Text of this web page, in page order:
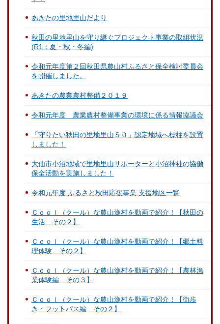
あきたの里地里山だより
秋田の里地里山を守り継ぐプロジェクト事業の取組状況
(R1：夏・秋・冬編)
令和元年度第２回秋田県農山村ふるさと保全検討委員会
を開催しました。
あきたの農業農村整備２０１９
令和元年度 農業農村整備事業の環境に係る情報協議会
「守りたい秋田の里地里山５０」認定地域へ標柱を設置
しました！
大仙市小沼地域で里地里山サポーターと小沼神社の協働
保全活動を実施しました！
令和元年度 ふるさと秋田応援事業 支援地区一覧
Ｃｏｏｌ（クール）な農山漁村を動画で紹介！【秋田の
生活 その２】
Ｃｏｏｌ（クール）な農山漁村を動画で紹介！【郷土料
理体験 その２】
Ｃｏｏｌ（クール）な農山漁村を動画で紹介！【農林漁
業体験編 その３】
Ｃｏｏｌ（クール）な農山漁村を動画で紹介！【街歩
き・フットパス編 その２】